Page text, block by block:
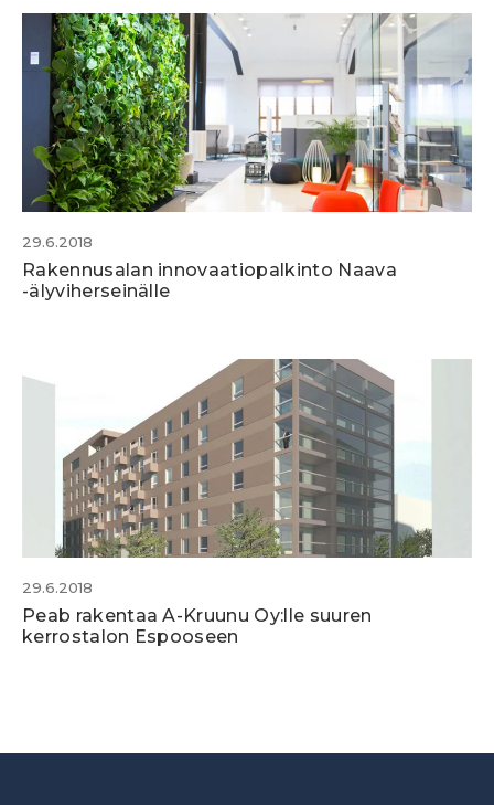
29.6.2018
Rakennusalan innovaatiopalkinto Naava
-älyviherseinälle
29.6.2018
Peab rakentaa A-Kruunu Oy:lle suuren
kerrostalon Espooseen